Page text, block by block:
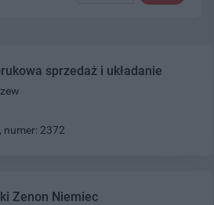
sprzedaż i układanie
, numer: 2372
Zenon Niemiec